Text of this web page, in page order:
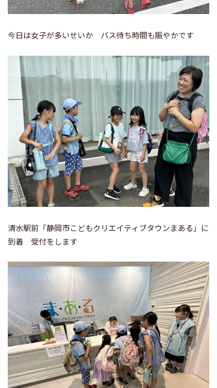
今日は女子が多いせいか バス待ち時間も賑やかです
清水駅前「静岡市こどもクリエイティブタウンまある」に
到着 受付をします